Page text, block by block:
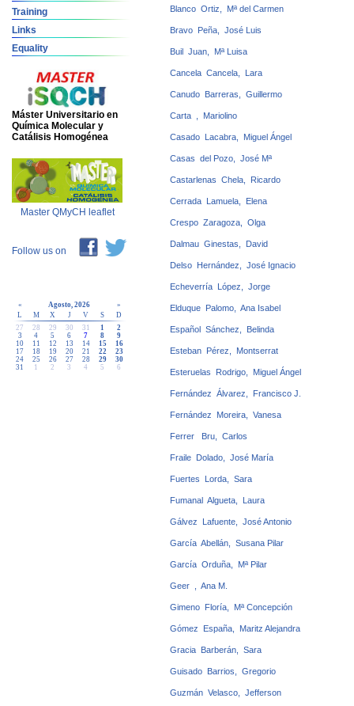
Training
Links
Equality
Máster Universitario en
Química Molecular y
Catálisis Homogénea
Master QMyCH leaflet
Follow us on
« Agosto, 2026
»
L
M X J V S
D
27
28 29 30 31 1
2
3
4 5 6 7 8
9
10
11 12 13 14 15
16
17
18 19 20 21 22
23
24
25 26 27 28 29
30
31
1 2 3 4 5 6
Blanco Ortiz, Mª del Carmen
Bravo Peña, José Luis
Buil Juan, Mª Luisa
Cancela Cancela, Lara
Canudo Barreras, Guillermo
Carta , Mariolino
Casado Lacabra, Miguel Ángel
Casas del Pozo, José Mª
Castarlenas Chela, Ricardo
Cerrada Lamuela, Elena
Crespo Zaragoza, Olga
Dalmau Ginestas, David
Delso Hernández, José Ignacio
Echeverría López, Jorge
Elduque Palomo, Ana Isabel
Español Sánchez, Belinda
Esteban Pérez, Montserrat
Esteruelas Rodrigo, Miguel Ángel
Fernández Álvarez, Francisco J.
Fernández Moreira, Vanesa
Ferrer Bru, Carlos
Fraile Dolado, José María
Fuertes Lorda, Sara
Fumanal Algueta, Laura
Gálvez Lafuente, José Antonio
García Abellán, Susana Pilar
García Orduña, Mª Pilar
Geer , Ana M.
Gimeno Floría, Mª Concepción
Gómez España, Maritz Alejandra
Gracia Barberán, Sara
Guisado Barrios, Gregorio
Guzmán Velasco, Jefferson